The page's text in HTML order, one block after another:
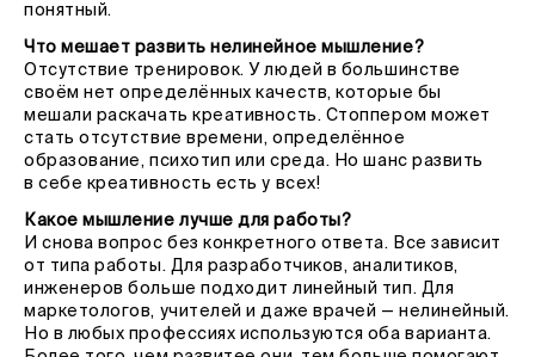
понятный.
Что мешает развить нелинейное мышление?
Отсутствие тренировок. У людей в большинстве
своём нет определённых качеств, которые бы
мешали раскачать креативность. Стоппером может
стать отсутствие времени, определённое
образование, психотип или среда. Но шанс развить
в себе креативность есть у всех!
Какое мышление лучше для работы?
И снова вопрос без конкретного ответа. Все зависит
от типа работы. Для разработчиков, аналитиков,
инженеров больше подходит линейный тип. Для
маркетологов, учителей и даже врачей — нелинейный.
Но в любых профессиях используются оба варианта.